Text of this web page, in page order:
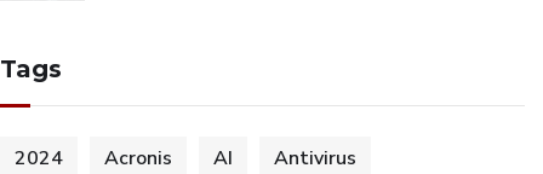
Tags
2024 Acronis AI Antivirus